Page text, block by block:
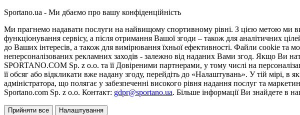
Sportano.ua - Ми дбаємо про вашу конфіденційність
Ми прагнемо надавати послуги на найвищому спортивному рівні. З цією метою ми
функціонування сервісу, а після отримання Вашої згоди – також для аналітичних
до Ваших інтересів, а також для вимірювання їхньої ефективності. Файли cookie та
неперсоналізованих рекламних заходів - залежно від наданих Вами згод. Якщо Ви
SPORTANO.COM Sp. z o.o. та її Довіреними партнерами, у тому числі на
її обсяг або відкликати вже надану згоду, перейдіть до «Налаштувань». У тій мірі,
адміністратора, що полягає у забезпеченні високого рівня надання послуг та
Sportano.com Sp. z o.o. Контакт: gdpr@sportano.ua. Більше інформації Ви знайдете в
Прийняти все Налаштування